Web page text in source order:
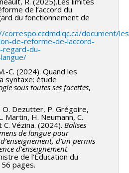
de l’accord du
du fonctionnement de
correspo.ccdmd.qc.ca/document/
de-reforme-de-laccord-
regard-du-
C. (2024). Quand les
syntaxe: étude
sous toutes ses facettes,
O. Dezutter, P. Grégoire,
Martin, H. Neumann, C.
Vézina. (2024). Balises
de langue pour
d’un permis
d’enseignement.
de l’Éducation du
pages.